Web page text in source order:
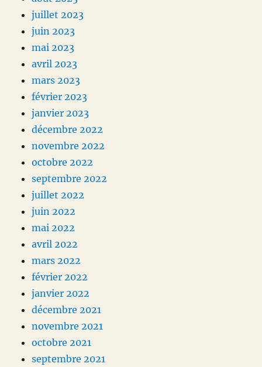
juillet 2023
juin 2023
mai 2023
avril 2023
mars 2023
février 2023
janvier 2023
décembre 2022
novembre 2022
octobre 2022
septembre 2022
juillet 2022
juin 2022
mai 2022
avril 2022
mars 2022
février 2022
janvier 2022
décembre 2021
novembre 2021
octobre 2021
septembre 2021